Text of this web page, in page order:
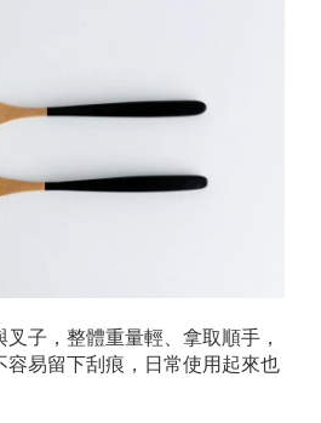
子，整體重量輕、拿取順手，
容易留下刮痕，日常使用起來也